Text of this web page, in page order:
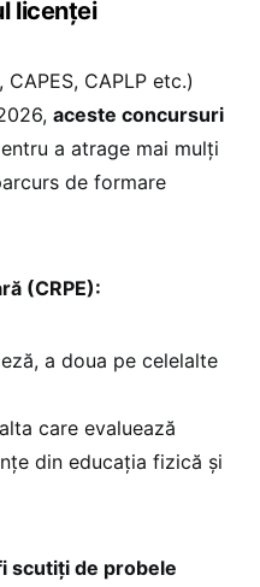
licenței
CAPLP etc.)
aceste concursuri
a atrage mai mulți
de formare
(CRPE):
a doua pe celelalte
care evaluează
din educația fizică și
scutiți de probele